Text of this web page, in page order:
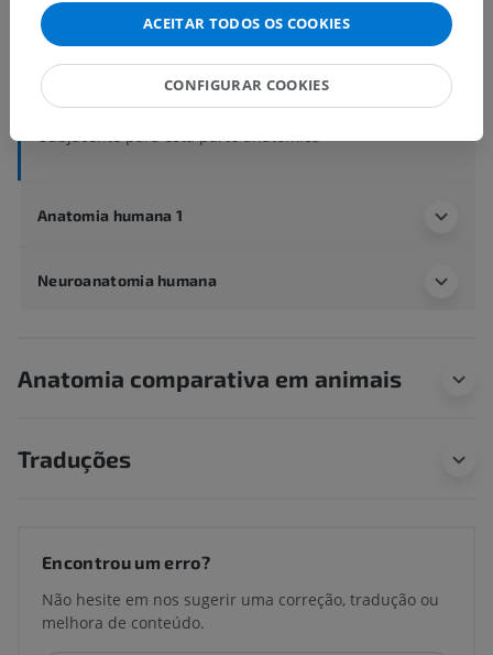
Órgãos dos sentidos> Olho>
Estruturas oculares acessórias> Túnica conjuntiva>
Carúncula lacrimal
Estruturas subjacentes:Não há nenhuma estrutura
subjacente para esta parte anatômica
Anatomia humana 1
Neuroanatomia humana
Anatomia comparativa em animais
Traduções
Encontrou um erro?
Não hesite em nos sugerir uma correção, tradução ou
melhora de conteúdo.
ACEITAR TODOS OS COOKIES
CONFIGURAR COOKIES